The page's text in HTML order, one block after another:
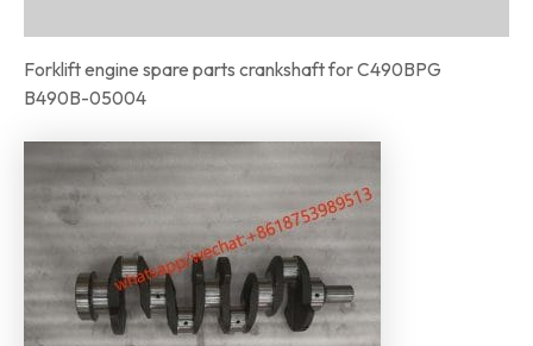
Forklift engine spare parts crankshaft for C490BPG
B490B-05004